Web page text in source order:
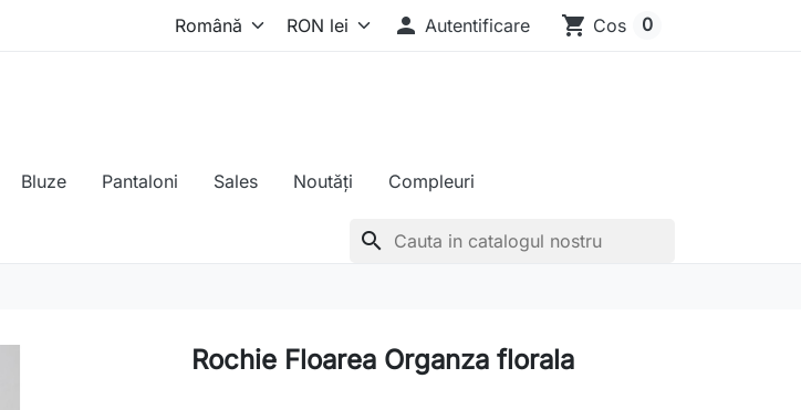
 Autentificare shopping_cart Cos 0
Bluze Pantaloni Sales Noutăți Compleuri
search
Rochie Floarea Organza florala